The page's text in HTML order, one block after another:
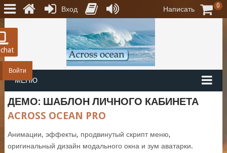
Войти
МЕНЮ
ДЕМО: ШАБЛОН ЛИЧНОГО КАБИНЕТА
ACROSS OCEAN PRO
Анимации, эффекты, продвинутый скрипт меню,
оригинальный дизайн модального окна и зум аватарки.
Вход Написать 0